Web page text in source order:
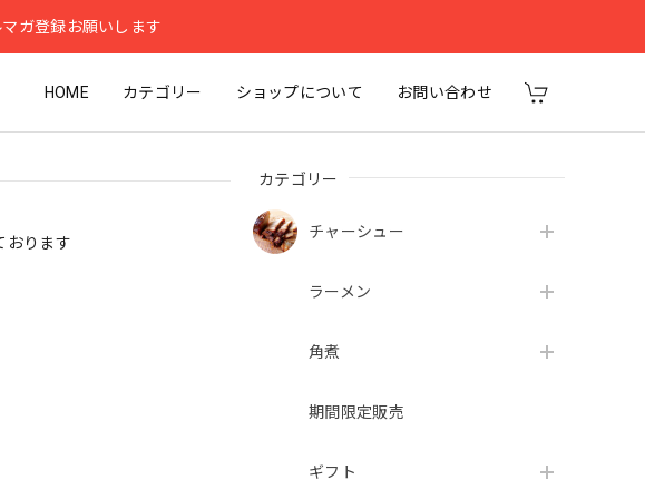
ガ登録お願いします
HOME カテゴリー ショップについて お問い合わせ
カテゴリー
チャーシュー
ラーメン
角煮
期間限定販売
ギフト
おります